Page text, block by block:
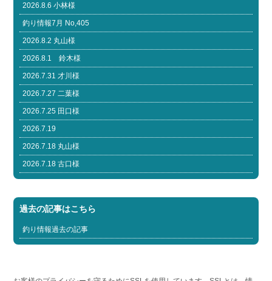
2026.8.6 小林様
釣り情報7月 No,405
2026.8.2 丸山様
2026.8.1 鈴木様
2026.7.31 才川様
2026.7.27 二葉様
2026.7.25 田口様
2026.7.19
2026.7.18 丸山様
2026.7.18 古口様
過去の記事はこちら
釣り情報過去の記事